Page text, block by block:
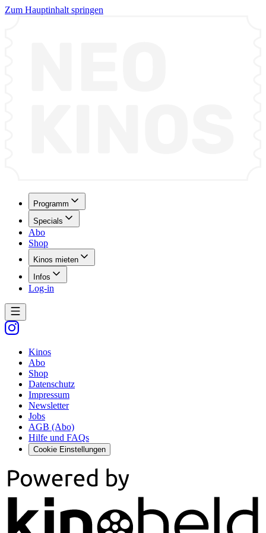
Zum Hauptinhalt springen
Programm
Specials
Abo
Shop
Kinos mieten
Infos
Log-in
Kinos
Abo
Shop
Datenschutz
Impressum
Newsletter
Jobs
AGB (Abo)
Hilfe und FAQs
Cookie Einstellungen